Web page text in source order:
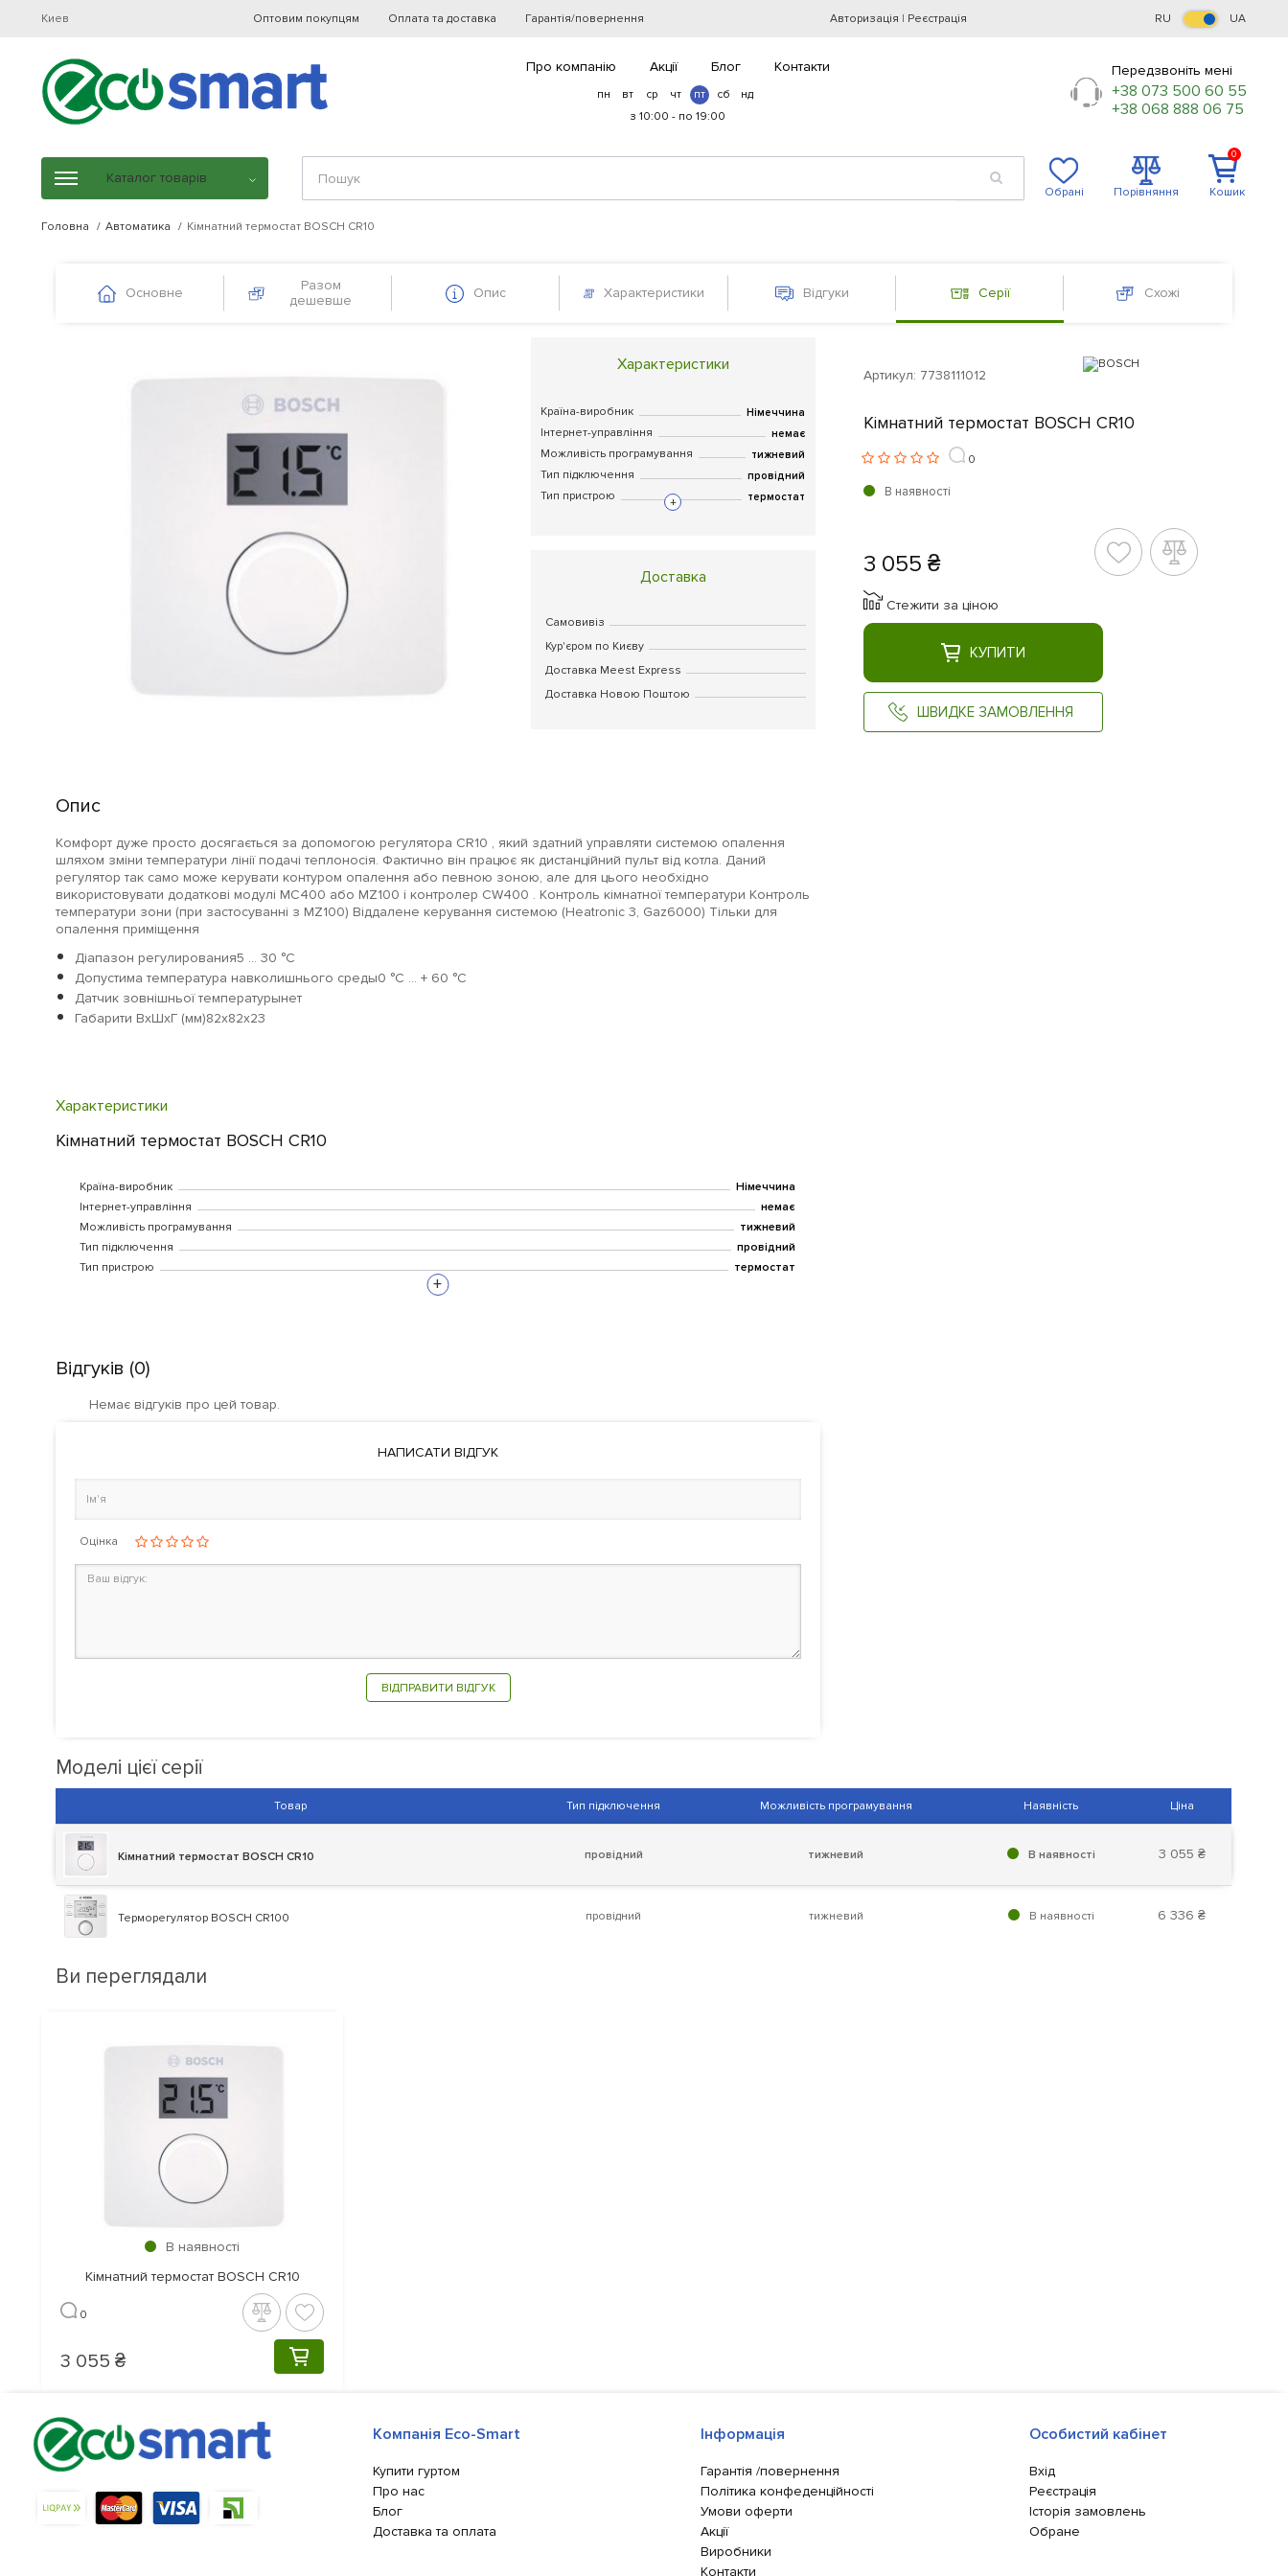
Киев Оптовим покупцям Оплата та доставка Гарантія/повернення Авторизація | Реєстрація RU UA
Про компанію Акції Блог Контакти
пн вт ср чт пт сб
нд
з 10:00 - по 19:00
Передзвоніть мені
+38 073 500 60 55
+38 068 888 06 75
Каталог товарів
Обрані Порівняння Кошик
0
Головна Автоматика Кімнатний термостат BOSCH CR10
Основне
Разом
дешевше
Опис Характеристики Відгуки Серії Схожі
Характеристики
Країна-виробник Німеччина
Інтернет-управління немає
Можливість програмування тижневий
Тип підключення провідний
Тип пристрою термостат
+
Доставка
Самовивіз
Кур'єром по Києву
Доставка Meest Express
Доставка Новою Поштою
Артикул: 7738111012
Кімнатний термостат BOSCH CR10
0
В наявності
3 055 ₴
Стежити за ціною
КУПИТИ
ШВИДКЕ ЗАМОВЛЕННЯ
Опис
Комфорт дуже просто досягається за допомогою регулятора CR10 , який здатний управляти системою опалення
шляхом зміни температури лінії подачі теплоносія. Фактично він працює як дистанційний пульт від котла. Даний
регулятор так само може керувати контуром опалення або певною зоною, але для цього необхідно
використовувати додаткові модулі MC400 або MZ100 і контролер CW400 . Контроль кімнатної температури Контроль
температури зони (при застосуванні з MZ100) Віддалене керування системою (Heatronic 3, Gaz6000) Тільки для
опалення приміщення
Діапазон регулирования5 ... 30 °C
Допустима температура навколишнього среды0 °C ... + 60 °C
Датчик зовнішньої температурынет
Габарити ВхШхГ (мм)82х82х23
Характеристики
Кімнатний термостат BOSCH CR10
Країна-виробник
Німеччина
Інтернет-управління
немає
Можливість програмування
тижневий
Тип підключення
провідний
Тип пристрою
термостат
+
Відгуків (0)
Немає відгуків про цей товар.
НАПИСАТИ ВІДГУК
Оцінка
ВІДПРАВИТИ ВІДГУК
Моделі цієї серії
Товар Тип підключення Можливість програмування Наявність Ціна
Кімнатний термостат BOSCH CR10 провідний тижневий В наявності 3 055 ₴
Терморегулятор BOSCH CR100 провідний тижневий В наявності 6 336 ₴
Ви переглядали
В наявності
Кімнатний термостат BOSCH CR10
0
3 055 ₴ КУПИТИ
Компанія Eco-Smart
Купити гуртом
Про нас
Блог
Доставка та оплата
Інформація
Гарантія /повернення
Політика конфеденційності
Умови оферти
Акції
Виробники
Контакти
Особистий кабінет
Вхід
Реєстрація
Історія замовлень
Обране